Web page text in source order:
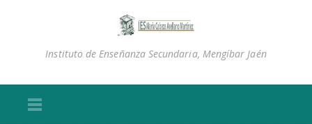
Instituto de Enseñanza Secundaria, Mengíbar Jaén